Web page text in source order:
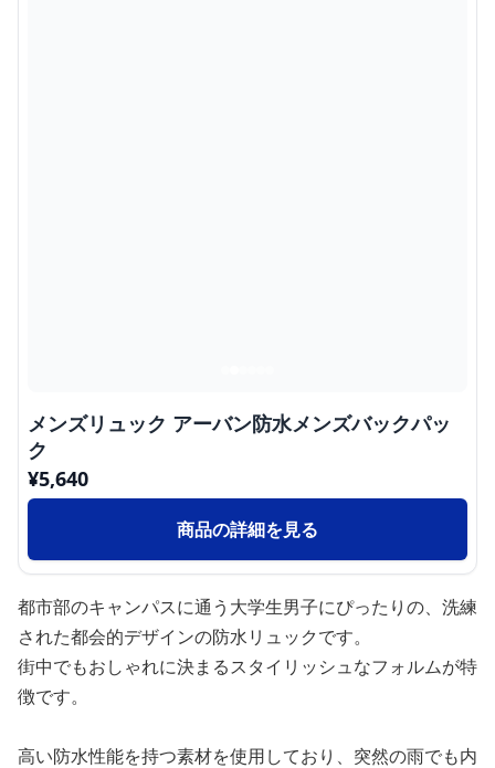
メンズリュック アーバン防水メンズバックパッ
ク
¥5,640
商品の詳細を見る
都市部のキャンパスに通う大学生男子にぴったりの、洗練
された都会的デザインの防水リュックです。
街中でもおしゃれに決まるスタイリッシュなフォルムが特
徴です。
高い防水性能を持つ素材を使用しており、突然の雨でも内